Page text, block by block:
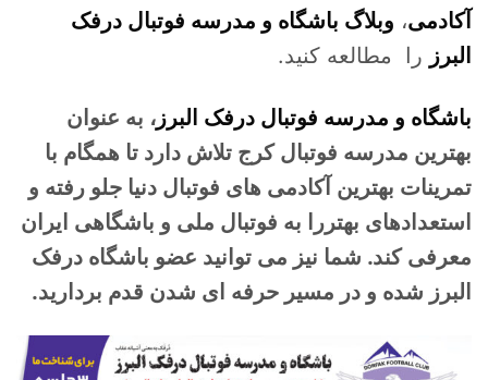
آکادمی، وبلاگ باشگاه و مدرسه فوتبال درفک
البرز را مطالعه کنید.
باشگاه و مدرسه فوتبال درفک البرز، به عنوان
بهترین مدرسه فوتبال کرج تلاش دارد تا همگام با
تمرینات بهترین آکادمی های فوتبال دنیا جلو رفته و
استعدادهای بهتررا به فوتبال ملی و باشگاهی ایران
معرفی کند. شما نیز می توانید عضو باشگاه درفک
البرز شده و در مسیر حرفه ای شدن قدم بردارید.